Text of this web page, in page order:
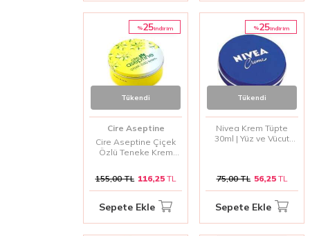
%25i̇ndirim
Tükendi
Cire Aseptine
Cire Aseptine Çiçek
Özlü Teneke Krem
155,00TL 116,25TL
Sepete Ekle
%25i̇ndirim
Tükendi
Nivea Krem Tüpte
30ml | Yüz ve Vücut
75,00TL 56,25TL
Sepete Ekle